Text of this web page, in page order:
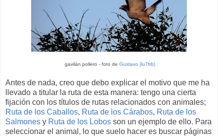
gavilán pollero - foto de Gustavo (lu7frb)
Antes de nada, creo que debo explicar el motivo que me ha
llevado a titular la ruta de esta manera: tengo una cierta
fijación con los títulos de rutas relacionados con animales;
Ruta de los Caballos, Ruta de los Cárabos, Ruta de los
Salmones y Ruta de los Lobos son un ejemplo de ello. Para
seleccionar el animal, lo que suelo hacer es buscar páginas